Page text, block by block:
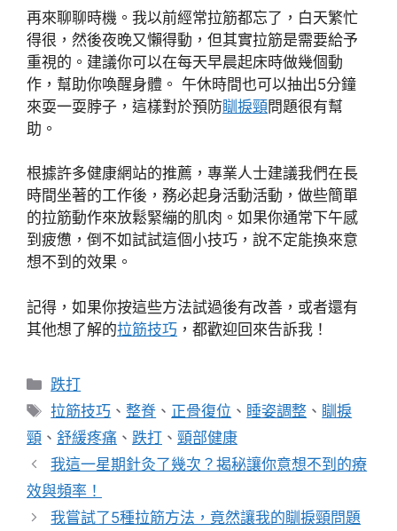
再來聊聊時機。我以前經常拉筋都忘了，白天繁忙
得很，然後夜晚又懶得動，但其實拉筋是需要給予
重視的。建議你可以在每天早晨起床時做幾個動
作，幫助你喚醒身體。 午休時間也可以抽出5分鐘
來耍一耍脖子，這樣對於預防瞓捩頸問題很有幫
助。
根據許多健康網站的推薦，專業人士建議我們在長
時間坐著的工作後，務必起身活動活動，做些簡單
的拉筋動作來放鬆緊繃的肌肉。如果你通常下午感
到疲憊，倒不如試試這個小技巧，說不定能換來意
想不到的效果。
記得，如果你按這些方法試過後有改善，或者還有
其他想了解的拉筋技巧 ，都歡迎回來告訴我！
分
類
跌打
標
籤
拉筋技巧 、整脊 、 正骨復位 、 睡姿調整 、 瞓捩
頸 、 舒緩疼痛 、 跌打 、 頸部健康
我這一星期針灸了幾次？揭秘讓你意想不到的療
效與頻率！
我嘗試了5種拉筋方法，竟然讓我的瞓捩頸問題